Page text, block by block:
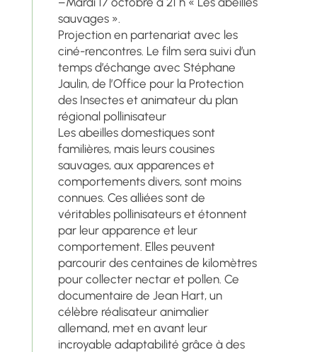
sauvages ».
Projection en partenariat avec les
ciné-rencontres. Le film sera suivi d’un
temps d’échange avec Stéphane
Jaulin, de l’Office pour la Protection
des Insectes et animateur du plan
régional pollinisateur
Les abeilles domestiques sont
familières, mais leurs cousines
sauvages, aux apparences et
comportements divers, sont moins
connues. Ces alliées sont de
véritables pollinisateurs et étonnent
par leur apparence et leur
comportement. Elles peuvent
parcourir des centaines de kilomètres
pour collecter nectar et pollen. Ce
documentaire de Jean Hart, un
célèbre réalisateur animalier
allemand, met en avant leur
incroyable adaptabilité grâce à des